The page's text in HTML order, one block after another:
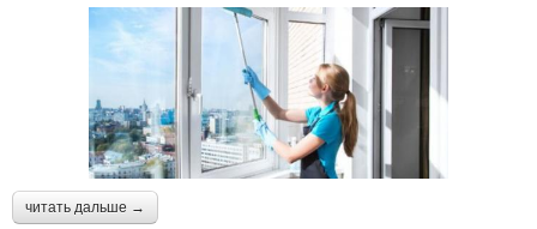
читать дальше →